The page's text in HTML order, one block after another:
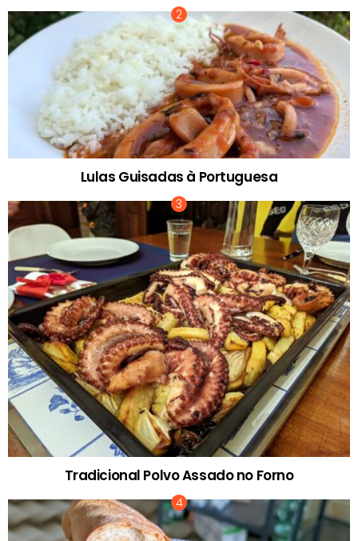
Lulas Guisadas à Portuguesa
Tradicional Polvo Assado no Forno